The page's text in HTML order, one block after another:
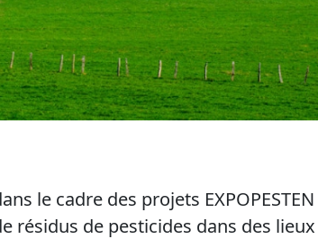
le cadre des projets EXPOPESTEN
résidus de pesticides dans des